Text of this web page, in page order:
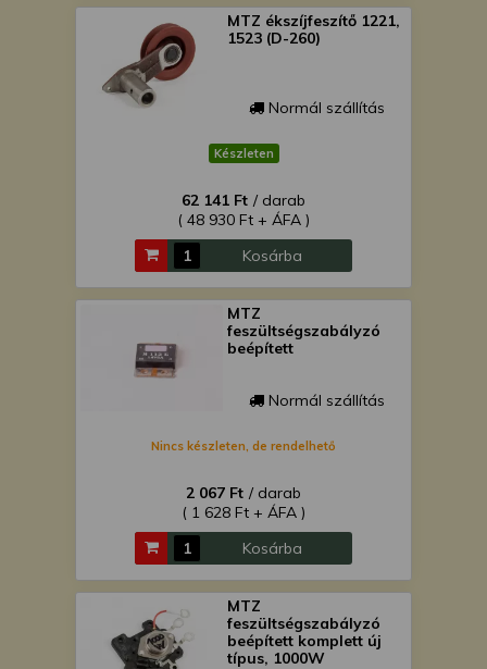
MTZ ékszíjfeszítő 1221,
1523 (D-260)
Normál szállítás
Készleten
62 141 Ft / darab
( 48 930 Ft + ÁFA )
Kosárba
MTZ
feszültségszabályzó
beépített
Normál szállítás
Nincs készleten, de rendelhető
2 067 Ft / darab
( 1 628 Ft + ÁFA )
Kosárba
MTZ
feszültségszabályzó
beépített komplett új
típus, 1000W